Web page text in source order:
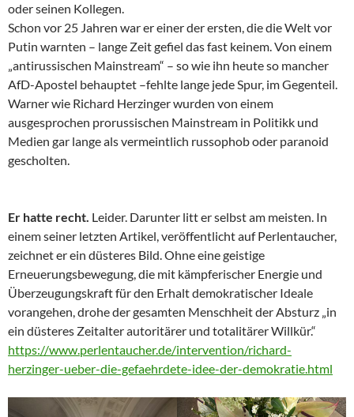
oder seinen Kollegen.
Schon vor 25 Jahren war er einer der ersten, die die Welt vor
Putin warnten – lange Zeit gefiel das fast keinem. Von einem
„antirussischen Mainstream“ – so wie ihn heute so mancher
AfD-Apostel behauptet –fehlte lange jede Spur, im Gegenteil.
Warner wie Richard Herzinger wurden von einem
ausgesprochen prorussischen Mainstream in Politikk und
Medien gar lange als vermeintlich russophob oder paranoid
gescholten.
Er hatte recht. Leider. Darunter litt er selbst am meisten. In
einem seiner letzten Artikel, veröffentlicht auf Perlentaucher,
zeichnet er ein düsteres Bild. Ohne eine geistige
Erneuerungsbewegung, die mit kämpferischer Energie und
Überzeugungskraft für den Erhalt demokratischer Ideale
vorangehen, drohe der gesamten Menschheit der Absturz „in
ein düsteres Zeitalter autoritärer und totalitärer Willkür.“
https://www.perlentaucher.de/intervention/richard-
herzinger-ueber-die-gefaehrdete-idee-der-demokratie.html